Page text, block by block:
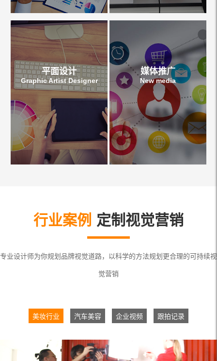
平面设计
Graphic Artist Designer
媒体推广
New media
行业案例 定制视觉营销
专业设计师为你规划品牌视觉道路，以科学的方法规划更合理的可持续视
觉营销
美妆行业 汽车美容 企业视频 跟拍记录